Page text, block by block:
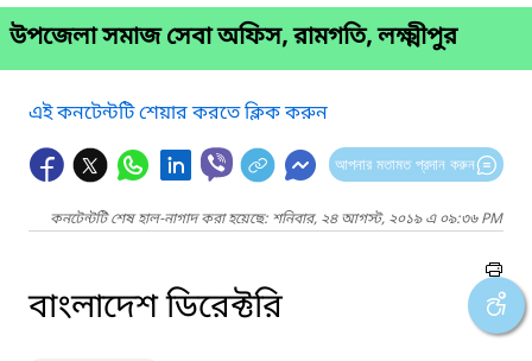
উপজেলা সমাজ সেবা অফিস, রামগতি, লক্ষ্মীপুর
এই কনটেন্টটি শেয়ার করতে ক্লিক করুন
আপনার মতামত প্রদান করুন
কনটেন্টটি শেষ হাল-নাগাদ করা হয়েছে: শনিবার, ২৪ আগস্ট, ২০১৯ এ ০৯:৩৬ PM
বাংলাদেশ ডিরেক্টরি